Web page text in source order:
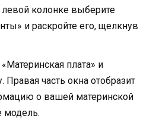
колонке выберите
и раскройте его, щелкнув
плата» и
часть окна отобразит
о вашей материнской
модель.